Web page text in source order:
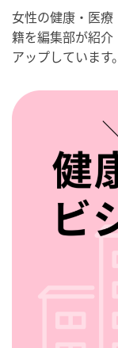
女性の健康・医
籍を編集部が紹
アップしています。